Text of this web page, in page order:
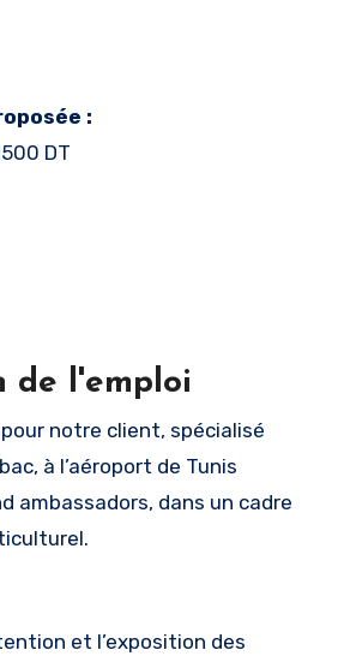
:
DT
de l'emploi
à l’aéroport de Tunis
ambassadors, dans un cadre
et l’exposition des